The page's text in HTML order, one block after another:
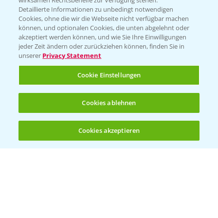
(noch 4)
Beratung auf WhatsApp
T.+49 (0)174 346 564 1
KONTAKT
Hilfe in Notfällen
+49 (0)214/30-20220
Detaillierte Informationen zu unbedingt notwendigen
Cookies, ohne die wir die Webseite nicht verfügbar machen
können, und optionalen Cookies, die unten abgelehnt oder
akzeptiert werden können, und wie Sie Ihre Einwilligungen
jeder Zeit ändern oder zurückziehen können, finden Sie in
unserer Privacy Statement
Cookie Einstellungen
Cookies ablehnen
Cookies akzeptieren